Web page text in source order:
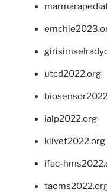
utcd2022.org
ialp2022.org
klivet2022.org
ifac-